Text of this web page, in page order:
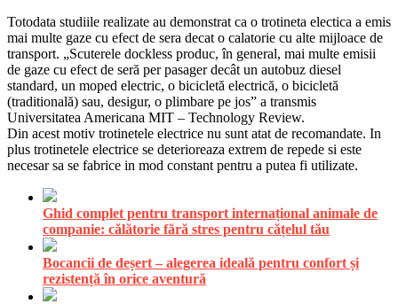
Totodata studiile realizate au demonstrat ca o trotineta electica a emis
mai multe gaze cu efect de sera decat o calatorie cu alte mijloace de
transport. „Scuterele dockless produc, în general, mai multe emisii
de gaze cu efect de seră per pasager decât un autobuz diesel
standard, un moped electric, o bicicletă electrică, o bicicletă
(traditională) sau, desigur, o plimbare pe jos” a transmis
Universitatea Americana MIT – Technology Review.
Din acest motiv trotinetele electrice nu sunt atat de recomandate. In
plus trotinetele electrice se deterioreaza extrem de repede si este
necesar sa se fabrice in mod constant pentru a putea fi utilizate.
Ghid complet pentru transport internațional animale de
companie: călătorie fără stres pentru cățelul tău
Bocancii de deșert – alegerea ideală pentru confort și
rezistență în orice aventură